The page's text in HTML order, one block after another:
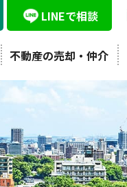
LINEで相談
不動産の売却・仲介